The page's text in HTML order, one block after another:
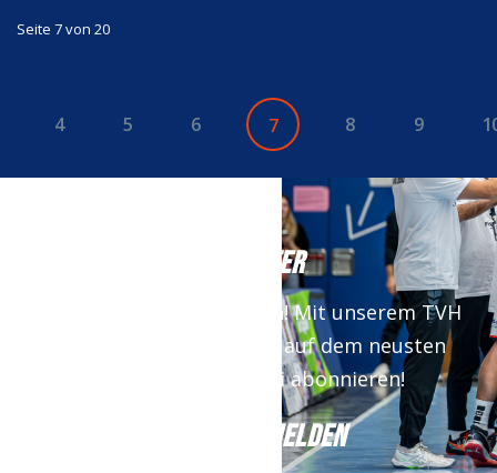
Seite 7 von 20
4 5 6 7 8 9
NEWSLETTER
Keine News mehr verpassen! Mit unserem TVH
Newsletter bist du immer auf dem neusten
Stand. Jetzt kostenfrei abonnieren!
JETZT ANMELDEN